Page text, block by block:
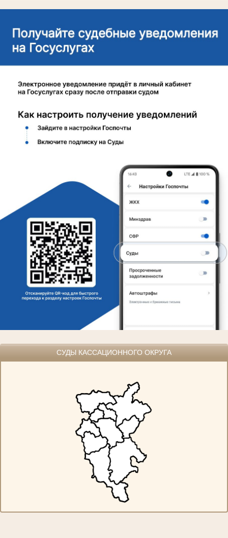
СУДЫ КАССАЦИОННОГО ОКРУГА